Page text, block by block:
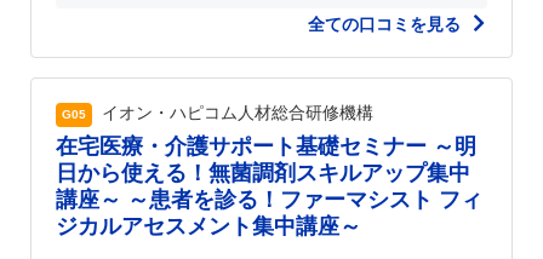
全ての口コミを見る
G05 イオン・ハピコム人材総合研修機構
在宅医療・介護サポート基礎セミナー ～明
日から使える！無菌調剤スキルアップ集中
講座～ ～患者を診る！ファーマシスト フィ
ジカルアセスメント集中講座～